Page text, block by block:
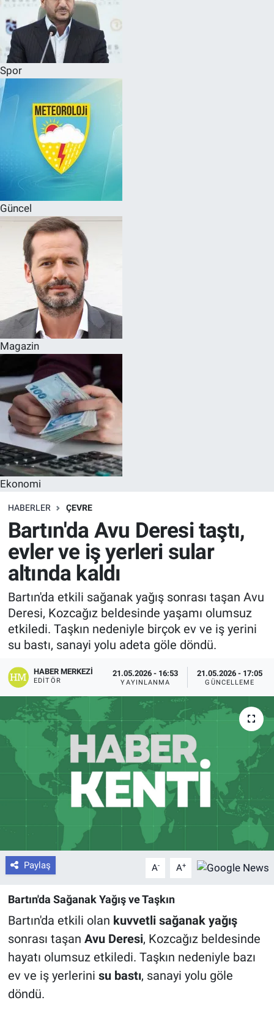
Spor
Güncel
Magazin
Ekonomi
HABERLER ÇEVRE
Bartın'da Avu Deresi taştı,
evler ve iş yerleri sular
altında kaldı
Bartın'da etkili sağanak yağış sonrası taşan Avu
Deresi, Kozcağız beldesinde yaşamı olumsuz
etkiledi. Taşkın nedeniyle birçok ev ve iş yerini
su bastı, sanayi yolu adeta göle döndü.
HABER MERKEZI
EDITÖR
21.05.2026 - 16:53
YAYINLANMA
21.05.2026 - 17:05
GÜNCELLEME
Paylaş A- A+
Bartın'da Sağanak Yağış ve Taşkın
Bartın'da etkili olan kuvvetli sağanak yağış
sonrası taşan Avu Deresi, Kozcağız beldesinde
hayatı olumsuz etkiledi. Taşkın nedeniyle bazı
ev ve iş yerlerini su bastı, sanayi yolu göle
döndü.